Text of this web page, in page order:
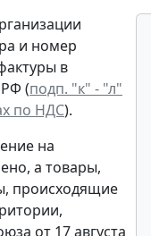
и номер
в
(подп. "к" - "л"
по НДС).
на
а товары,
происходящие
от 17 августа